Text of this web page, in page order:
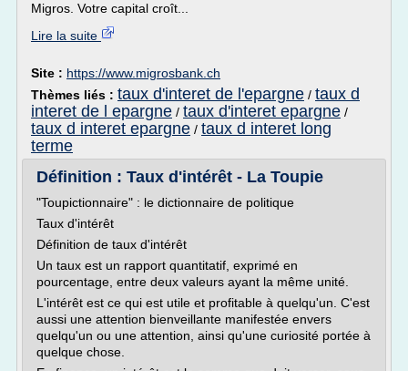
Migros. Votre capital croît...
Lire la suite
Site : https://www.migrosbank.ch
Thèmes liés : taux d'interet de l'epargne / taux d
interet de l epargne / taux d'interet epargne /
taux d interet epargne / taux d interet long
terme
Définition : Taux d'intérêt - La Toupie
"Toupictionnaire" : le dictionnaire de politique
Taux d'intérêt
Définition de taux d'intérêt
Un taux est un rapport quantitatif, exprimé en
pourcentage, entre deux valeurs ayant la même unité.
L'intérêt est ce qui est utile et profitable à quelqu'un. C'est
aussi une attention bienveillante manifestée envers
quelqu'un ou une attention, ainsi qu'une curiosité portée à
quelque chose.